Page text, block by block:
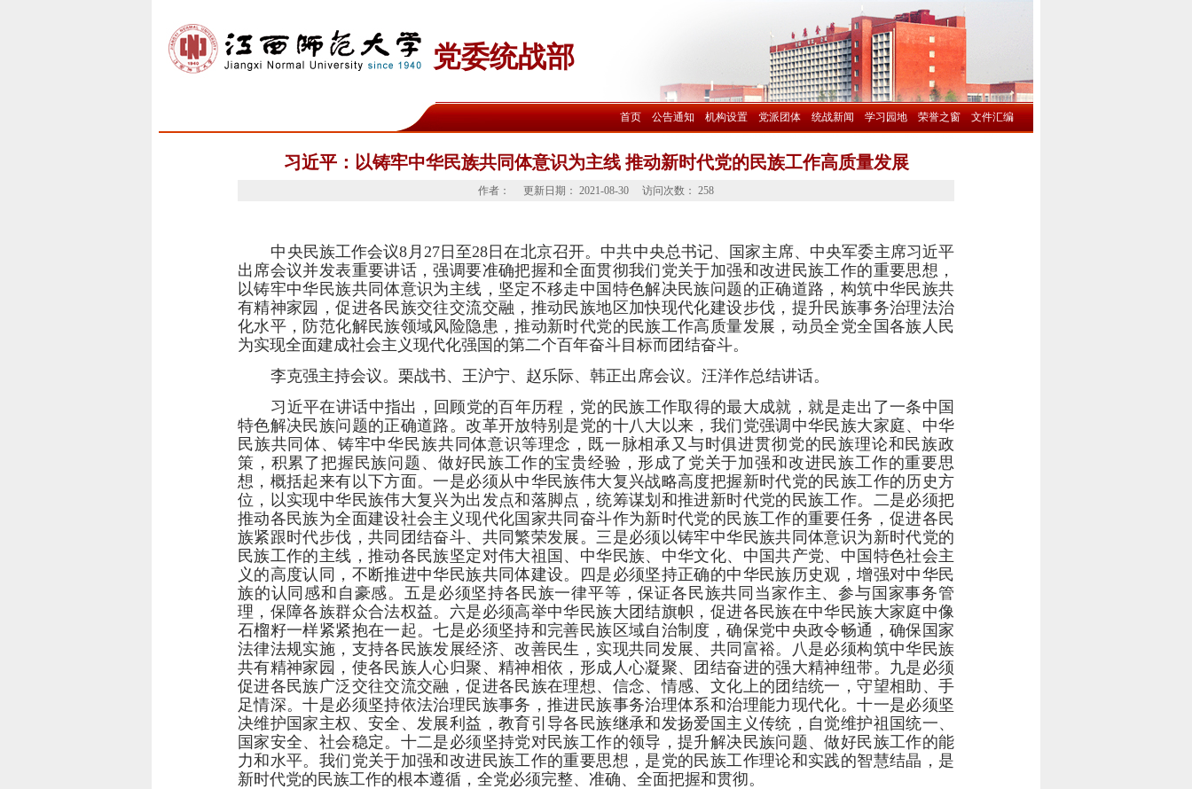
党委统战部
首页 公告通知 机构设置 党派团体 统战新闻 学习园地 荣誉之窗 文件汇编
习近平：以铸牢中华民族共同体意识为主线 推动新时代党的民族工作高质量发展
作者： 更新日期： 2021-08-30 访问次数： 258
中央民族工作会议8 月 27日至28 日在北京召开。中共中央总书记、国家主席、中央军委主席习近平
出席会议并发表重要讲话，强调要准确把握和全面贯彻我们党关于加强和改进民族工作的重要思想，
以铸牢中华民族共同体意识为主线，坚定不移走中国特色解决民族问题的正确道路，构筑中华民族共
有精神家园，促进各民族交往交流交融，推动民族地区加快现代化建设步伐，提升民族事务治理法治
化水平，防范化解民族领域风险隐患，推动新时代党的民族工作高质量发展，动员全党全国各族人民
为实现全面建成社会主义现代化强国的第二个百年奋斗目标而团结奋斗。
李克强主持会议。栗战书、王沪宁、赵乐际、韩正出席会议。汪洋作总结讲话。
习近平在讲话中指出，回顾党的百年历程，党的民族工作取得的最大成就，就是走出了一条中国
特色解决民族问题的正确道路。改革开放特别是党的十八大以来，我们党强调中华民族大家庭、中华
民族共同体、铸牢中华民族共同体意识等理念，既一脉相承又与时俱进贯彻党的民族理论和民族政
策，积累了把握民族问题、做好民族工作的宝贵经验，形成了党关于加强和改进民族工作的重要思
想，概括起来有以下方面。一是必须从中华民族伟大复兴战略高度把握新时代党的民族工作的历史方
位，以实现中华民族伟大复兴为出发点和落脚点，统筹谋划和推进新时代党的民族工作。二是必须把
推动各民族为全面建设社会主义现代化国家共同奋斗作为新时代党的民族工作的重要任务，促进各民
族紧跟时代步伐，共同团结奋斗、共同繁荣发展。三是必须以铸牢中华民族共同体意识为新时代党的
民族工作的主线，推动各民族坚定对伟大祖国、中华民族、中华文化、中国共产党、中国特色社会主
义的高度认同，不断推进中华民族共同体建设。四是必须坚持正确的中华民族历史观，增强对中华民
族的认同感和自豪感。五是必须坚持各民族一律平等，保证各民族共同当家作主、参与国家事务管
理，保障各族群众合法权益。六是必须高举中华民族大团结旗帜，促进各民族在中华民族大家庭中像
石榴籽一样紧紧抱在一起。七是必须坚持和完善民族区域自治制度，确保党中央政令畅通，确保国家
法律法规实施，支持各民族发展经济、改善民生，实现共同发展、共同富裕。八是必须构筑中华民族
共有精神家园，使各民族人心归聚、精神相依，形成人心凝聚、团结奋进的强大精神纽带。九是必须
促进各民族广泛交往交流交融，促进各民族在理想、信念、情感、文化上的团结统一，守望相助、手
足情深。十是必须坚持依法治理民族事务，推进民族事务治理体系和治理能力现代化。十一是必须坚
决维护国家主权、安全、发展利益，教育引导各民族继承和发扬爱国主义传统，自觉维护祖国统一、
国家安全、社会稳定。十二是必须坚持党对民族工作的领导，提升解决民族问题、做好民族工作的能
力和水平。我们党关于加强和改进民族工作的重要思想，是党的民族工作理论和实践的智慧结晶，是
新时代党的民族工作的根本遵循，全党必须完整、准确、全面把握和贯彻。